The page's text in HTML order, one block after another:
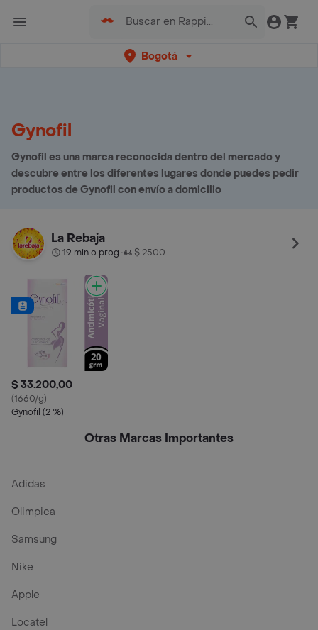
Bogotá
Gynofil
Gynofil es una marca reconocida dentro del mercado y
descubre entre los diferentes lugares donde puedes pedir
productos de Gynofil con envío a domicilio
La Rebaja
19 min o prog.• $ 2500
$ 33.200,00
(1660/g)
Gynofil (2 %)
Otras Marcas Importantes
Adidas
Olimpica
Samsung
Nike
Apple
Locatel